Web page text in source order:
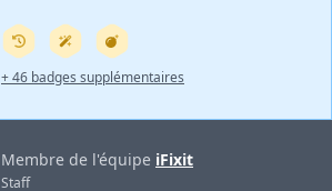
+ 46 badges supplémentaires
Membre de l'équipe iFixit
Staff